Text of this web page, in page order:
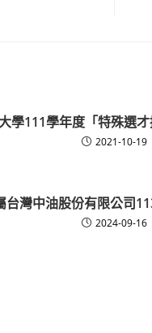
學111學年度「特殊選
2021-10-19
台灣中油股份有限公司
2024-09-16